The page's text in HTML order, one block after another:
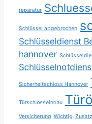
reparatur
Schlüssel abgebrochen
Schlüsseldienst
hannover
Sicherheitschloss Hannover
Türschlosseinbau
Versicherung Wichtig